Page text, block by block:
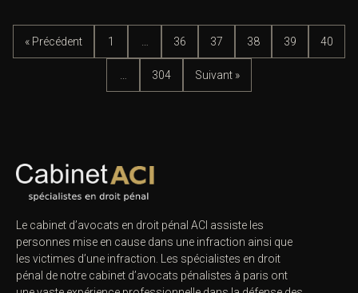
« Précédent 1 36 37 38 39 40
304 Suivant »
Le cabinet d’avocats en droit pénal ACI assiste les
personnes mise en cause dans une infraction ainsi que
les victimes d’une infraction. Les spécialistes en droit
pénal de notre cabinet d’avocats pénalistes à paris ont